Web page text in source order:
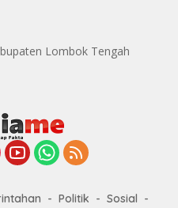
Lombok Tengah
Politik Sosial